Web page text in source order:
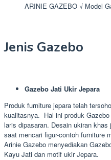
ARINIE GAZEBO √ Model
Jenis Gazebo
Gazebo Jati Ukir Jepara
Produk furniture jepara telah
kualitasnya. Hal ini produk
laris dipasaran. Desain ukiran
saat mencari figur-contoh furniture
Arinie Gazebo menyediakan
Kayu Jati dan motif ukir Jepara.